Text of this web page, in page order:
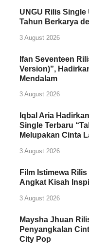
UNGU Rilis Single
Tahun Berkarya
3 August 2026
Ifan Seventeen
Version)”,
Mendalam
3 August 2026
Iqbal Aria
Single Terbaru
Melupakan Cinta
3 August 2026
Film Istimewa
Angkat Kisah
3 August 2026
Maysha Jhuan
Penyangkalan
City Pop